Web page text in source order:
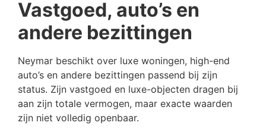
Vastgoed, auto’s en
andere bezittingen
Neymar beschikt over luxe woningen, high-end
auto’s en andere bezittingen passend bij zijn
status. Zijn vastgoed en luxe-objecten dragen bij
aan zijn totale vermogen, maar exacte waarden
zijn niet volledig openbaar.